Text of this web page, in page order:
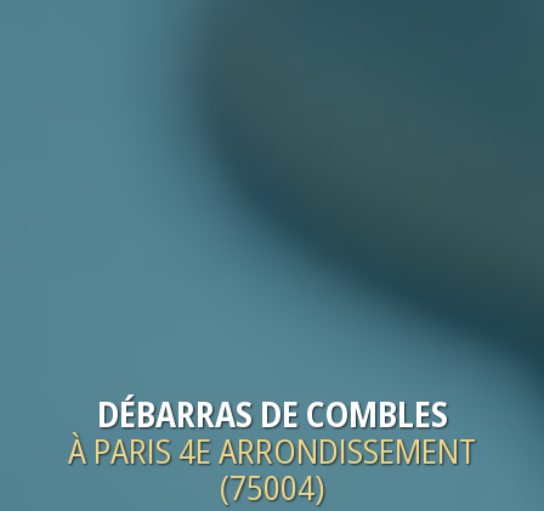
DÉBARRASDE COMBLES
À PARIS 4E ARRONDISSEMENT
(75004)